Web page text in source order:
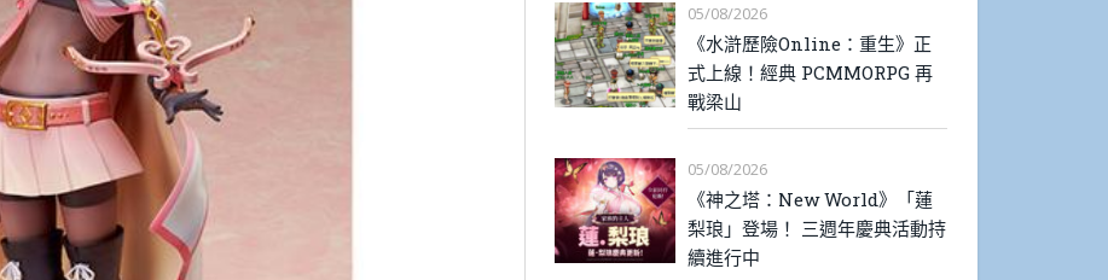
05/08/2026
《水滸歷險Online：重生》正
式上線！經典 PCMMORPG 再
戰梁山
05/08/2026
《神之塔：New World》「蓮
梨琅」登場！ 三週年慶典活動持
續進行中